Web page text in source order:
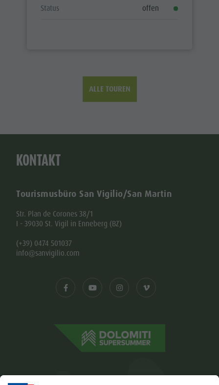
Status offen
ALLE TOUREN
I - 39030 St. Vigil in Enneberg (BZ)
info@sanvigilio.com